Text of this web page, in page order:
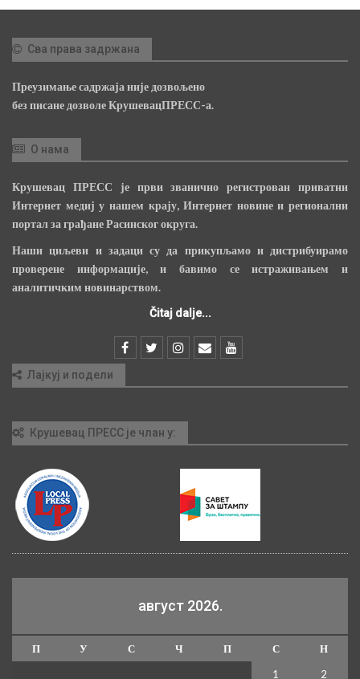
Сва права задржана
Преузимање садржаја није дозвољено
без писане дозволе КрушевацПРЕСС-а.
О нама
Крушевац ПРЕСС је први званично регистрован приватни
Интернет медиј у нашем крају, Интернет новине и регионални
портал за грађане Расинског округа.
Наши циљеви и задаци су да прикупљамо и дистрибуирамо
проверене информације, и бавимо се истраживањем и
аналитичким новинарством.
Čitaj dalje...
Лајкуј и подели
Крушевац ПРЕСС је члан у:
август 2026.
П У С Ч П С
Н
1
2